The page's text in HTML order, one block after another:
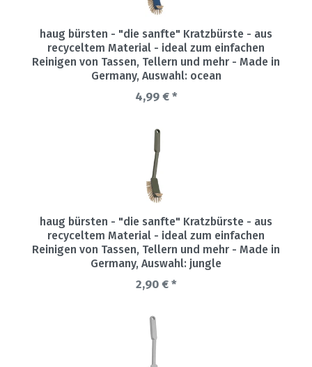
haug bürsten - "die sanfte" Kratzbürste - aus
recyceltem Material - ideal zum einfachen
Reinigen von Tassen, Tellern und mehr - Made in
Germany, Auswahl: ocean
4,99 € *
haug bürsten - "die sanfte" Kratzbürste - aus
recyceltem Material - ideal zum einfachen
Reinigen von Tassen, Tellern und mehr - Made in
Germany, Auswahl: jungle
2,90 € *